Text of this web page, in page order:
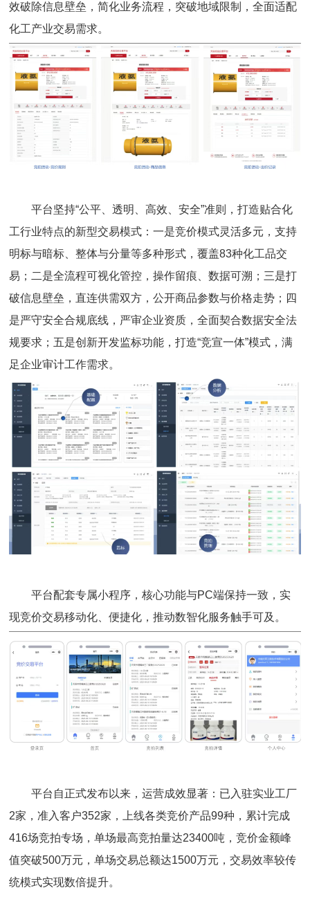
效破除信息壁垒，简化业务流程，突破地域限制，全面适配
化工产业交易需求。
平台坚持“公平、透明、高效、安全”准则，打造贴合化
工行业特点的新型交易模式：一是竞价模式灵活多元，支持
明标与暗标、整体与分量等多种形式，覆盖83种化工品交
易；二是全流程可视化管控，操作留痕、数据可溯；三是打
破信息壁垒，直连供需双方，公开商品参数与价格走势；四
是严守安全合规底线，严审企业资质，全面契合数据安全法
规要求；五是创新开发监标功能，打造“竞宣一体”模式，满
足企业审计工作需求。
平台配套专属小程序，核心功能与PC端保持一致，实
现竞价交易移动化、便捷化，推动数智化服务触手可及。
平台自正式发布以来，运营成效显著：已入驻实业工厂
2家，准入客户352家，上线各类竞价产品99种，累计完成
416场竞拍专场，单场最高竞拍量达23400吨，竞价金额峰
值突破500万元，单场交易总额达1500万元，交易效率较传
统模式实现数倍提升。